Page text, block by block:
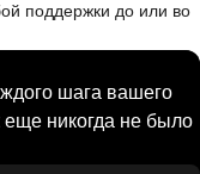
поддержки до или во
шага вашего
еще никогда не было